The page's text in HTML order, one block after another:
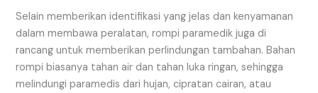
Selain memberikan identifikasi yang jelas dan kenyamanan
dalam membawa peralatan, rompi paramedik juga di
rancang untuk memberikan perlindungan tambahan. Bahan
rompi biasanya tahan air dan tahan luka ringan, sehingga
melindungi paramedis dari hujan, cipratan cairan, atau